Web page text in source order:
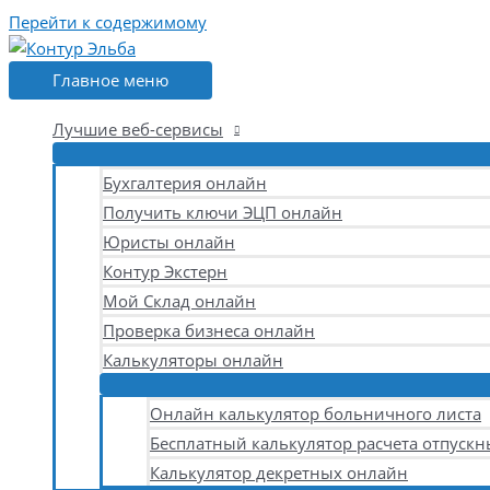
Перейти к содержимому
Главное меню
Лучшие веб-сервисы
Бухгалтерия онлайн
Получить ключи ЭЦП онлайн
Юристы онлайн
Контур Экстерн
Мой Склад онлайн
Проверка бизнеса онлайн
Калькуляторы онлайн
Онлайн калькулятор больничного листа
Бесплатный калькулятор расчета
Калькулятор декретных онлайн